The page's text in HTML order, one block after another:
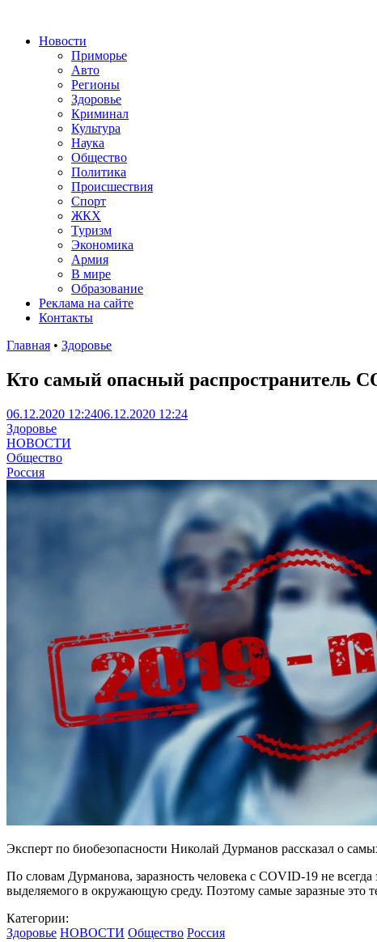
Новости
Приморье
Авто
Регионы
Здоровье
Криминал
Культура
Наука
Общество
Политика
Происшествия
Спорт
ЖКХ
Туризм
Экономика
Армия
В мире
Образование
Реклама на сайте
Контакты
Главная • Здоровье
Кто самый опасный распространитель
06.12.2020 12:2406.12.2020 12:24
Здоровье
НОВОСТИ
Общество
Россия
Эксперт по биобезопасности Николай Дурманов рассказал о
По словам Дурманова, заразность человека с COVID-19 не
выделяемого в окружающую среду. Поэтому самые заразные это
Категории:
Здоровье НОВОСТИ Общество Россия